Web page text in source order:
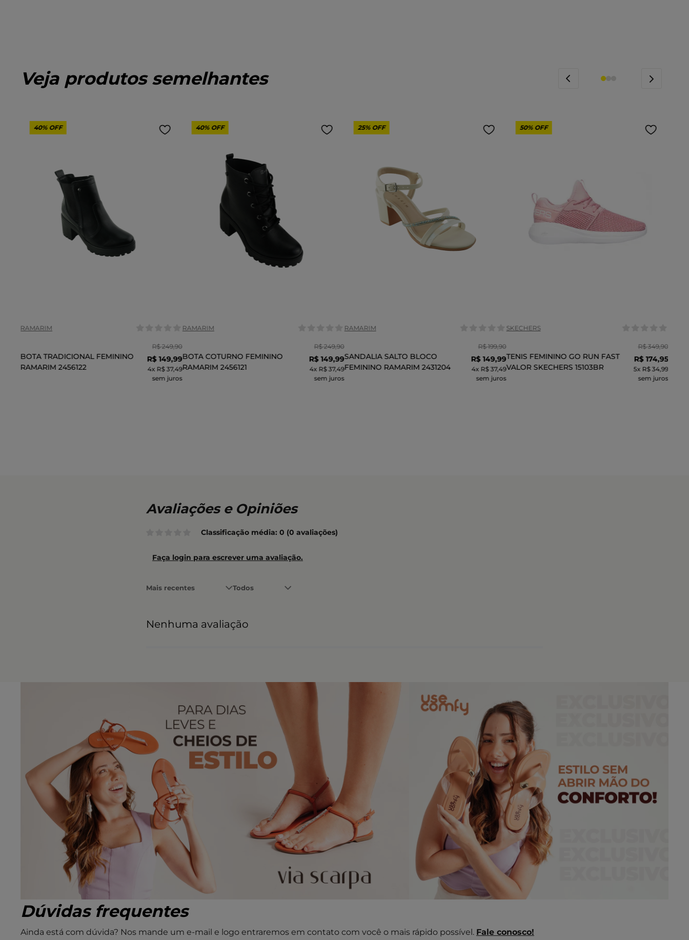
Veja produtos semelhantes
40% OFF
RAMARIM
BOTA TRADICIONAL FEMININO
RAMARIM 2456122
R$ 249,90
R$ 149,99
4x R$ 37,49
sem juros
40% OFF
RAMARIM
BOTA COTURNO FEMININO
RAMARIM 2456121
R$ 249,90
R$ 149,99
4x R$ 37,49
sem juros
25% OFF
RAMARIM
SANDALIA SALTO BLOCO
FEMININO RAMARIM 2431204
R$ 199,90
R$ 149,99
4x R$ 37,49
sem juros
50% OFF
SKECHERS
TENIS FEMININO GO RUN FAST
VALOR SKECHERS 15103BR
R$ 349,90
R$ 174,95
5x R$ 34,99
sem juros
Classificação média: 0 (0 avaliações)
Faça login para escrever uma avaliação.
Mais recentes Todos
Nenhuma avaliação
Dúvidas frequentes
Ainda está com dúvida? Nos mande um e-mail e logo entraremos em contato com você o mais rápido possível. Fale conosco!